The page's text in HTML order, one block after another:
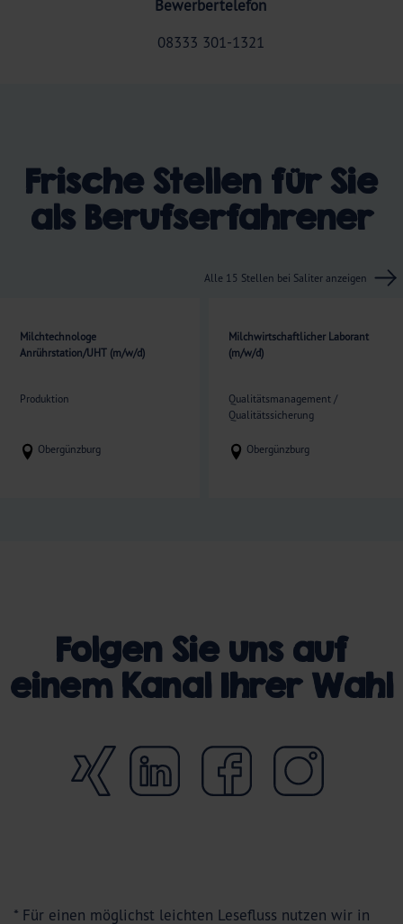
Bewerbertelefon
08333 301-1321
Frische Stellen für Sie
als Berufserfahrener
Milchtechnologe
Anrührstation/UHT (m/w/d)
Produktion
Obergünzburg
Milchwirtschaftlicher Laborant
(m/w/d)
Qualitätsmanagement /
Qualitätssicherung
Obergünzburg
Alle 15 Stellen bei Saliter anzeigen
Folgen Sie uns auf
einem Kanal Ihrer Wahl
* Für einen möglichst leichten Lesefluss nutzen wir in